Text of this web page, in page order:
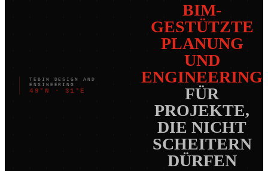
TEBIN DESIGN AND
ENGINEERING
49°N · 31°E
BIM-
GESTÜTZTE
PLANUNG
UND
ENGINEERING
FÜR
PROJEKTE,
DIE NICHT
SCHEITERN
DÜRFEN